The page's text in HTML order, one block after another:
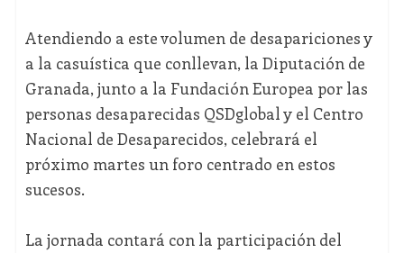
Atendiendo a este volumen de desapariciones y
a la casuística que conllevan, la Diputación de
Granada, junto a la Fundación Europea por las
personas desaparecidas QSDglobal y el Centro
Nacional de Desaparecidos, celebrará el
próximo martes un foro centrado en estos
sucesos.
La jornada contará con la participación del